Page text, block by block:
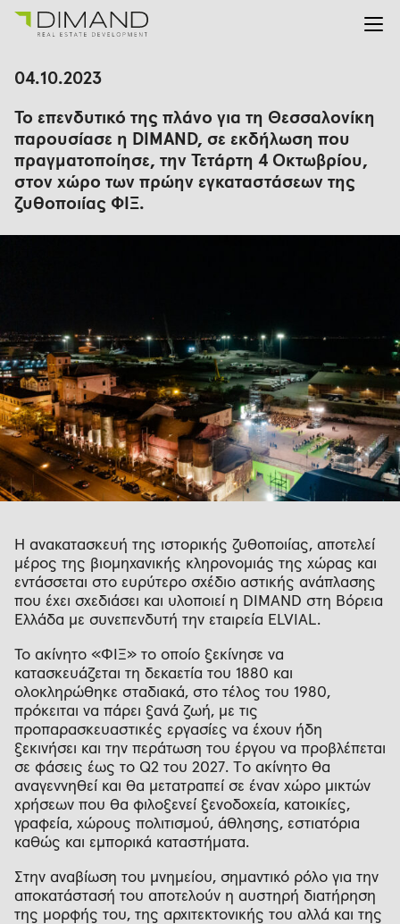
Για εμάς
Επενδυτικές Σχέσεις
Νέα
En Gr
04.10.2023
Το επενδυτικό της πλάνο για τη Θεσσαλονίκη
παρουσίασε η DIMAND, σε εκδήλωση που
πραγματοποίησε, την Τετάρτη 4 Οκτωβρίου,
στον χώρο των πρώην εγκαταστάσεων της
ζυθοποιίας ΦΙΞ.
Η ανακατασκευή της ιστορικής ζυθοποιίας, αποτελεί
μέρος της βιομηχανικής κληρονομιάς της χώρας και
εντάσσεται στο ευρύτερο σχέδιο αστικής ανάπλασης
που έχει σχεδιάσει και υλοποιεί η DIMAND στη Βόρεια
Ελλάδα με συνεπενδυτή την εταιρεία ELVIAL.
Το ακίνητο «ΦΙΞ» το οποίο ξεκίνησε να
κατασκευάζεται τη δεκαετία του 1880 και
ολοκληρώθηκε σταδιακά, στο τέλος του 1980,
πρόκειται να πάρει ξανά ζωή, με τις
προπαρασκευαστικές εργασίες να έχουν ήδη
ξεκινήσει και την περάτωση του έργου να προβλέπεται
σε φάσεις έως το Q2 του 2027. Tο ακίνητο θα
αναγεννηθεί και θα μετατραπεί σε έναν χώρο μικτών
χρήσεων που θα φιλοξενεί ξενοδοχεία, κατοικίες,
γραφεία, χώρους πολιτισμού, άθλησης, εστιατόρια
καθώς και εμπορικά καταστήματα.
Στην αναβίωση του μνημείου, σημαντικό ρόλο για την
αποκατάστασή του αποτελούν η αυστηρή διατήρηση
της μορφής του, της αρχιτεκτονικής του αλλά και της